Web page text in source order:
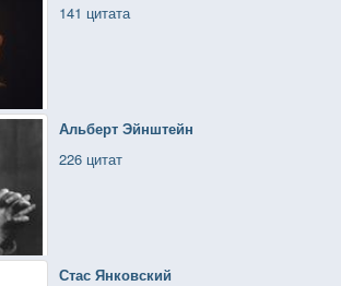
141 цитата
Альберт Эйнштейн
226 цитат
Стас Янковский